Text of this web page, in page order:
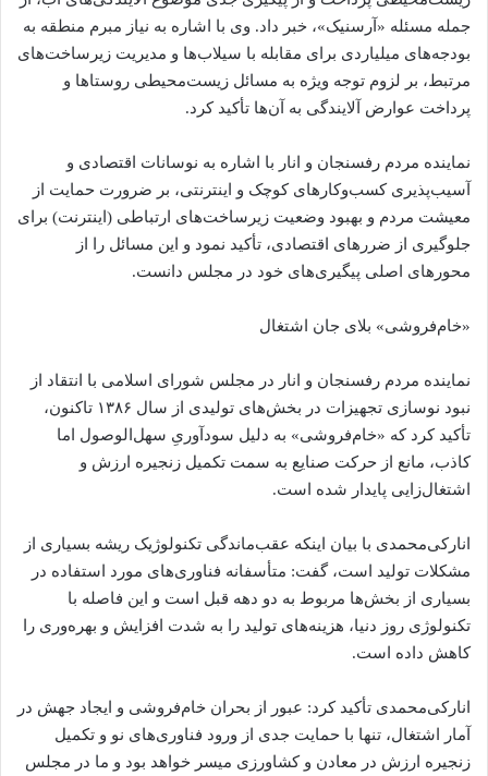
جمله مسئله «آرسنیک»، خبر داد. وی با اشاره به نیاز مبرم منطقه به
بودجه‌های میلیاردی برای مقابله با سیلاب‌ها و مدیریت زیرساخت‌های
مرتبط، بر لزوم توجه ویژه به مسائل زیست‌محیطی روستاها و
پرداخت عوارض آلایندگی به آن‌ها تأکید کرد.
نماینده مردم رفسنجان و انار با اشاره به نوسانات اقتصادی و
آسیب‌پذیری کسب‌وکارهای کوچک و اینترنتی، بر ضرورت حمایت از
معیشت مردم و بهبود وضعیت زیرساخت‌های ارتباطی (اینترنت) برای
جلوگیری از ضررهای اقتصادی، تأکید نمود و این مسائل را از
محورهای اصلی پیگیری‌های خود در مجلس دانست.
«خام‌فروشی» بلای جان اشتغال
نماینده مردم رفسنجان و انار در مجلس شورای اسلامی با انتقاد از
نبود نوسازی تجهیزات در بخش‌های تولیدی از سال ۱۳۸۶ تاکنون،
تأکید کرد که «خام‌فروشی» به دلیل سودآوریِ سهل‌الوصول اما
کاذب، مانع از حرکت صنایع به سمت تکمیل زنجیره ارزش و
اشتغال‌زایی پایدار شده است.
انارکی‌محمدی با بیان اینکه عقب‌ماندگی تکنولوژیک ریشه بسیاری از
مشکلات تولید است، گفت: متأسفانه فناوری‌های مورد استفاده در
بسیاری از بخش‌ها مربوط به دو دهه قبل است و این فاصله با
تکنولوژی روز دنیا، هزینه‌های تولید را به شدت افزایش و بهره‌وری را
کاهش داده است.
انارکی‌محمدی تأکید کرد: عبور از بحران خام‌فروشی و ایجاد جهش در
آمار اشتغال، تنها با حمایت جدی از ورود فناوری‌های نو و تکمیل
زنجیره ارزش در معادن و کشاورزی میسر خواهد بود و ما در مجلس